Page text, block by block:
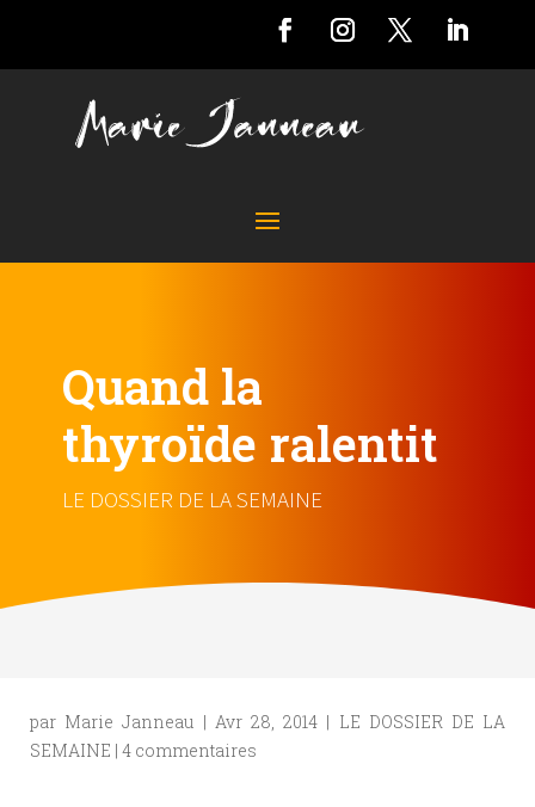
Quand la
thyroïde ralentit
LE DOSSIER DE LA SEMAINE
par Marie Janneau | Avr 28, 2014 | LE DOSSIER DE LA
SEMAINE | 4 commentaires